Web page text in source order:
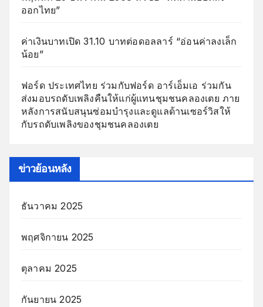
ออกไทย”
ค่าเงินบาทเปิด 31.10 บาทต่อดอลลาร์ “อ่อนค่าลงเล็ก
น้อย”
ฟอร์ด ประเทศไทย ร่วมกับฟอร์ด อาร์เอ็มเอ ร่วมกัน
ส่งมอบรถดับเพลิงคืนให้แก่ผู้แทนชุมชนคลองเตย ภาย
หลังการสนับสนุนซ่อมบำรุงและดูแลด้านเซอร์วิสให้
กับรถดับเพลิงของชุมชนคลองเตย
ข่าวย้อนหลัง
ธันวาคม 2025
พฤศจิกายน 2025
ตุลาคม 2025
กันยายน 2025